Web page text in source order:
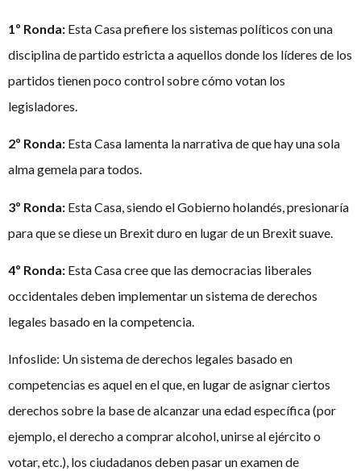
1º Ronda: Esta Casa prefiere los sistemas políticos con una
disciplina de partido estricta a aquellos donde los líderes de los
partidos tienen poco control sobre cómo votan los
legisladores.
2º Ronda: Esta Casa lamenta la narrativa de que hay una sola
alma gemela para todos.
3º Ronda: Esta Casa, siendo el Gobierno holandés, presionaría
para que se diese un Brexit duro en lugar de un Brexit suave.
4º Ronda: Esta Casa cree que las democracias liberales
occidentales deben implementar un sistema de derechos
legales basado en la competencia.
Infoslide: Un sistema de derechos legales basado en
competencias es aquel en el que, en lugar de asignar ciertos
derechos sobre la base de alcanzar una edad específica (por
ejemplo, el derecho a comprar alcohol, unirse al ejército o
votar, etc.), los ciudadanos deben pasar un examen de